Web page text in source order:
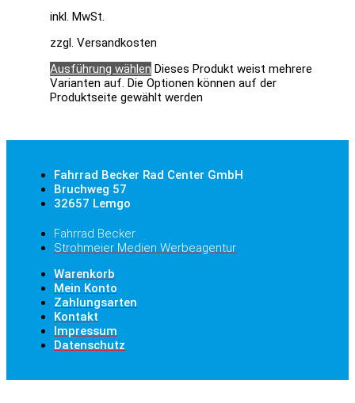
inkl. MwSt.
zzgl. Versandkosten
Ausführung wählen Dieses Produkt weist mehrere
Varianten auf. Die Optionen können auf der
Produktseite gewählt werden
Fahrrad Becker Rad Center GmbH
Bruchweg 57
32657 Lemgo
Fahrrad Becker
Strohmeier Medien Werbeagentur
Warenkorb
Mein Konto
Zahlungsarten
Kontakt
Impressum
Datenschutz